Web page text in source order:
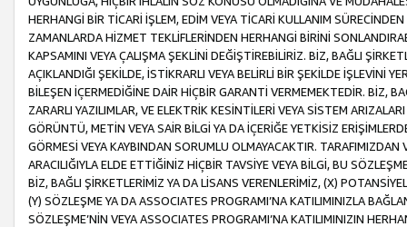
HERHANGİ BİR TİCARİ İŞLEM, EDİM VEYA TİCARİ KULLANIM
ZAMANLARDA HİZMET TEKLİFLERİNDEN HERHANGİ BİRİNİ
KAPSAMINI VEYA ÇALIŞMA ŞEKLİNİ DEĞİŞTİREBİLİRİZ. BİZ, BAĞLI
AÇIKLANDIĞI ŞEKİLDE, İSTİKRARLI VEYA BELİRLİ BİR ŞEKİLDE İŞLEVİNİ
BİLEŞEN İÇERMEDİĞİNE DAİR HİÇBİR GARANTİ VERMEMEKTEDİR. BİZ,
ZARARLI YAZILIMLAR, VE ELEKTRİK KESİNTİLERİ VEYA SİSTEM
GÖRÜNTÜ, METİN VEYA SAİR BİLGİ YA DA İÇERİĞE YETKİSİZ
GÖRMESİ VEYA KAYBINDAN SORUMLU OLMAYACAKTIR.
ARACILIĞIYLA ELDE ETTİĞİNİZ HİÇBİR TAVSİYE VEYA BİLGİ, BU
BİZ, BAĞLI ŞİRKETLERİMİZ YA DA LİSANS VERENLERİMİZ, (X)
(Y) SÖZLEŞME YA DA ASSOCIATES PROGRAMI’NA KATILIMINIZLA
SÖZLEŞME’NİN VEYA ASSOCIATES PROGRAMI’NA KATILIMINIZIN